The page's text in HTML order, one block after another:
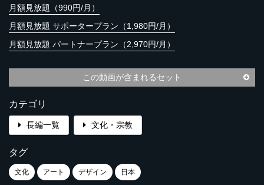
月額見放題（990円/月）
月額見放題 サポータープラン（1,980円/月）
月額見放題 パートナープラン（2,970円/月）
この動画が含まれるセット
カテゴリ
長編一覧 文化・宗教
タグ
文化 アート デザイン 日本